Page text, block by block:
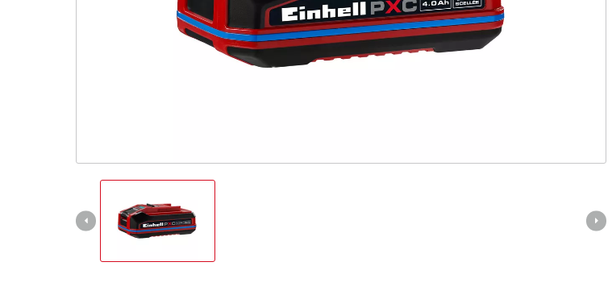
Tous les appareils Power X-Change
Outils Power X-Change
Outils de jardin Power X-Change
Bancs de scie
Pulvérisateurs chimique